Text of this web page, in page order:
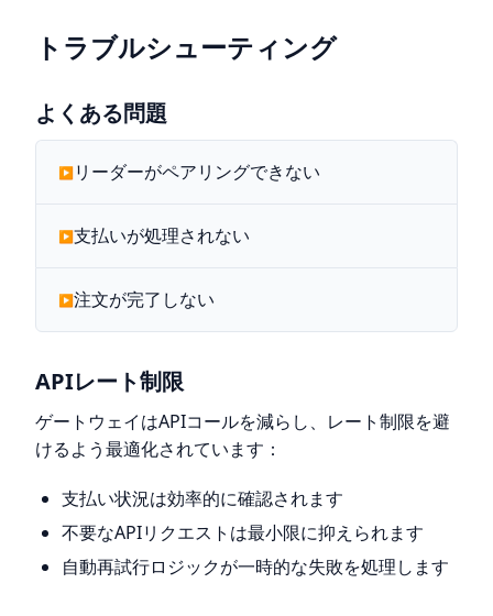
トラブルシューティング
よくある問題
リーダーがペアリングできない
支払いが処理されない
注文が完了しない
APIレート制限
ゲートウェイはAPIコールを減らし、レート制限を避
けるよう最適化されています：
支払い状況は効率的に確認されます
不要なAPIリクエストは最小限に抑えられます
自動再試行ロジックが一時的な失敗を処理します